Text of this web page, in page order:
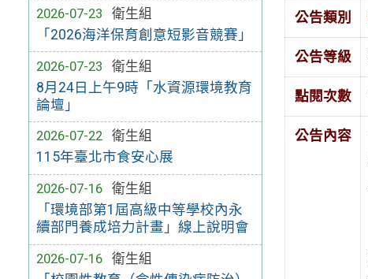
2026-07-23
衛生組
「2026海洋保育創意短影音競賽」
2026-07-23
衛生組
8月24日上午9時「水資源環境教育
論壇」
2026-07-22
衛生組
115年臺北市食安心展
2026-07-16
衛生組
「環境部第1屆高級中等學校內永
續部門養成培力計畫」線上說明會
2026-07-16
衛生組
公告類別
公告等級
點閱次數
公告內容